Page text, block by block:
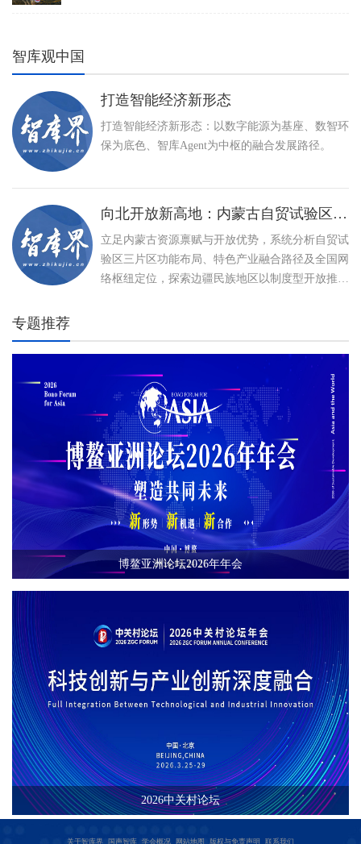
智库观中国
打造智能经济新形态
打造智能经济新形态：以数字能源为基座、数智环
保为底色、智库Agent为中枢的融合发展路径。
向北开放新高地：内蒙古自贸试验区建设与特色产业高质量发展路径
立足内蒙古资源禀赋与开放优势，系统分析自贸试
验区三片区功能布局、特色产业融合路径及全国网
络枢纽定位，探索边疆民族地区以制度型开放推动
专题推荐
博鳌亚洲论坛2026年年会
2026中关村论坛
关于智库界 国声智库 学会概况 网站地图 版权与免责声明 联系我们